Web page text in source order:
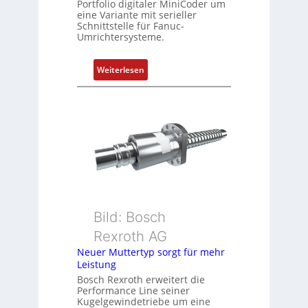
t
P
o
t
s
m
e
n
u
d
Z
Portfolio digitaler MiniCoder um
eine Variante mit serieller
Schnittstelle für Fanuc-
Umrichtersysteme.
Weiterlesen:
D
g
e
b
k
m
b
n
i
Bild: Bosch
Rexroth AG
Neuer Muttertyp sorgt für mehr
Leistung
Bosch Rexroth erweitert die
Performance Line seiner
Kugelgewindetriebe um eine